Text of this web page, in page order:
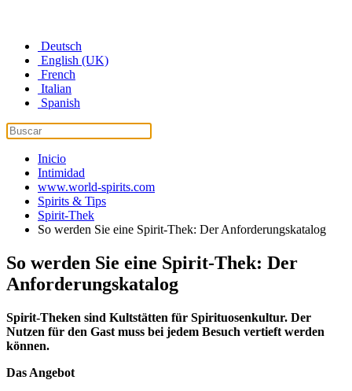
Deutsch
English (UK)
French
Italian
Spanish
Inicio
Intimidad
www.world-spirits.com
Spirits & Tips
Spirit-Thek
So werden Sie eine Spirit-Thek: Der Anforderungskatalog
So werden Sie eine Spirit-Thek: Der
Anforderungskatalog
Spirit-Theken sind Kultstätten für Spirituosenkultur. Der
Nutzen für den Gast muss bei jedem Besuch vertieft werden
können.
Das Angebot